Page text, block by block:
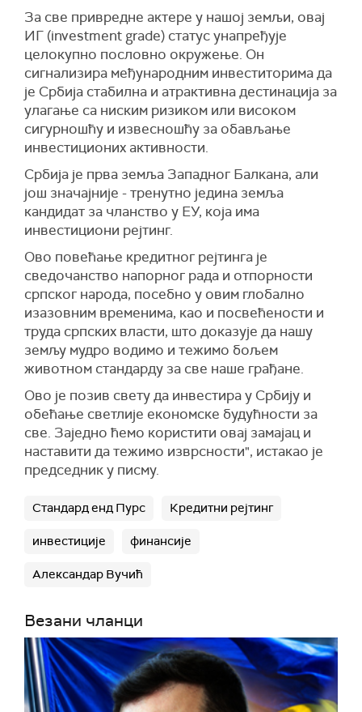
За све привредне актере у нашој земљи, овај
ИГ (investment grade) статус унапређује
целокупно пословно окружење. Он
сигнализира међународним инвеститорима да
је Србија стабилна и атрактивна дестинација за
улагање са ниским ризиком или високом
сигурношћу и извесношћу за обављање
инвестиционих активности.
Србија је прва земља Западног Балкана, али
још значајније - тренутно једина земља
кандидат за чланство у ЕУ, која има
инвестициони рејтинг.
Ово повећање кредитног рејтинга је
сведочанство напорног рада и отпорности
српског народа, посебно у овим глобално
изазовним временима, као и посвећености и
труда српских власти, што доказује да нашу
земљу мудро водимо и тежимо бољем
животном стандарду за све наше грађане.
Ово је позив свету да инвестира у Србију и
обећање светлије економске будућности за
све. Заједно ћемо користити овај замајац и
наставити да тежимо изврсности", истакао је
председник у писму.
Стандард енд Пурс Кредитни рејтинг
инвестиције финансије
Александар Вучић
Везани чланци